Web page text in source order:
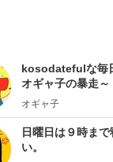
はやパパ